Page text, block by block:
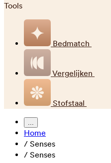
Tools
Bedmatch
Vergelijken
Stofstaal
...
Home
/ Senses
/ Senses